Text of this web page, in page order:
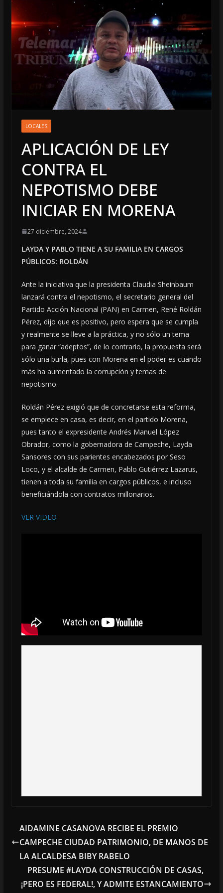
LOCALES
APLICACIÓN DE LEY
CONTRA EL
NEPOTISMO DEBE
INICIAR EN MORENA
27 diciembre, 2024
LAYDA Y PABLO TIENE A SU FAMILIA EN CARGOS
PÚBLICOS: ROLDÁN
Ante la iniciativa que la presidenta Claudia Sheinbaum
lanzará contra el nepotismo, el secretario general del
Partido Acción Nacional (PAN) en Carmen, René Roldán
Pérez, dijo que es positivo, pero espera que se cumpla
y realmente se lleve a la práctica, y no sólo un tema
para ganar “adeptos”, de lo contrario, la propuesta será
sólo una burla, pues con Morena en el poder es cuando
más ha aumentado la corrupción y temas de
nepotismo.
Roldán Pérez exigió que de concretarse esta reforma,
se empiece en casa, es decir, en el partido Morena,
pues tanto el expresidente Andrés Manuel López
Obrador, como la gobernadora de Campeche, Layda
Sansores con sus parientes encabezados por Seso
Loco, y el alcalde de Carmen, Pablo Gutiérrez Lazarus,
tienen a toda su familia en cargos públicos, e incluso
beneficiándola con contratos millonarios.
VER VIDEO
AIDAMINE CASANOVA RECIBE EL PREMIO
CAMPECHE CIUDAD PATRIMONIO, DE MANOS DE
LA ALCALDESA BIBY RABELO
PRESUME #LAYDA CONSTRUCCIÓN DE CASAS,
¡PERO ES FEDERAL!, Y ADMITE ESTANCAMIENTO